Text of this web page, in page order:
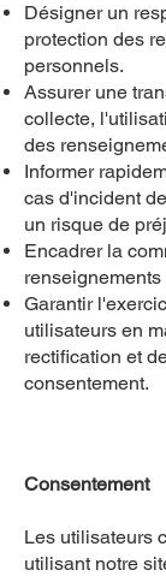
Désigner un
protection des
personnels.
Assurer une
collecte,
des
Informer
cas d'incident
un risque de
Encadrer la
Garantir
utilisateurs en
rectification et
consentement.
Consentement
Les utilisateurs
utilisant notre